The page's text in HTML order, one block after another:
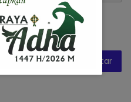
web saya pada
saya berikutnya.